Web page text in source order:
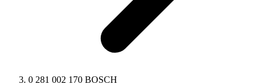
0 281 002 170 BOSCH